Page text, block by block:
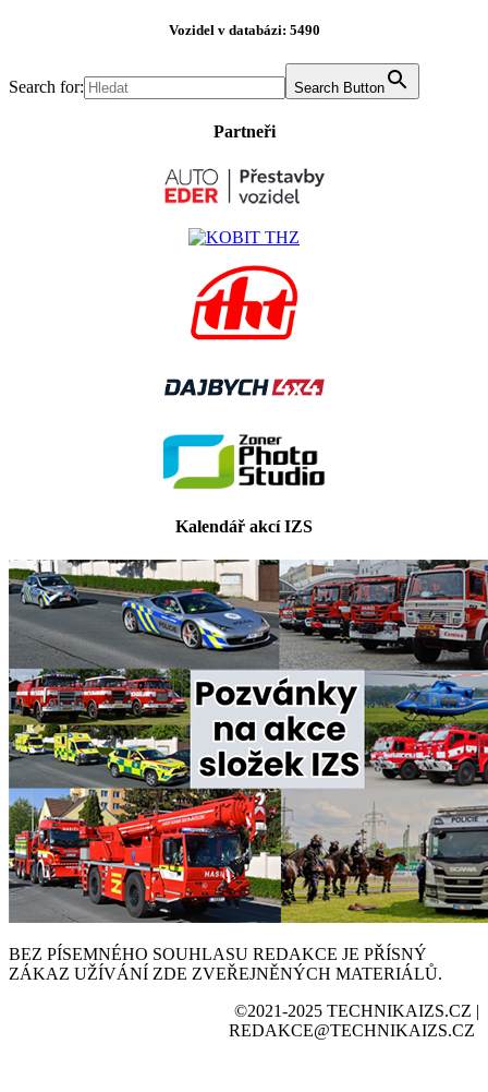
Vozidel v databázi: 5490
Search for: Search Button
Partneři
Kalendář akcí IZS
BEZ PÍSEMNÉHO SOUHLASU REDAKCE JE PŘÍSNÝ
ZÁKAZ UŽÍVÁNÍ ZDE ZVEŘEJNĚNÝCH MATERIÁLŮ.
©2021-2025 TECHNIKAIZS.CZ |
REDAKCE@TECHNIKAIZS.CZ